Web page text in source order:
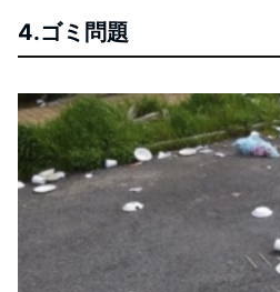
4.ゴミ問題